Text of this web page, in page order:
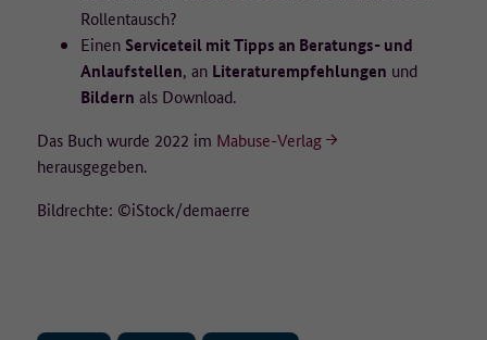
Rollentausch?
Einen Serviceteil mit Tipps an Beratungs- und
Anlaufstellen, an Literaturempfehlungen und
Bildern als Download.
Das Buch wurde 2022 im Mabuse-Verlag
herausgegeben.
Bildrechte: ©iStock/demaerre
Wo werden die Daten verarbeitet?
Matomo wird lokal auf den Servern des technischen Dienstleisters,
der ]init[ AG, in Deutschland betrieben (Auftragsverarbeiter).
Weitere Informationen:
Weitere Informationen zur Verarbeitung personenbezogener Daten
finden Sie unter Datenschutz.